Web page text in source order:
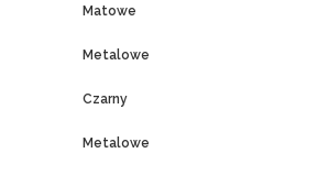
Matowe
Metalowe
Czarny
Metalowe